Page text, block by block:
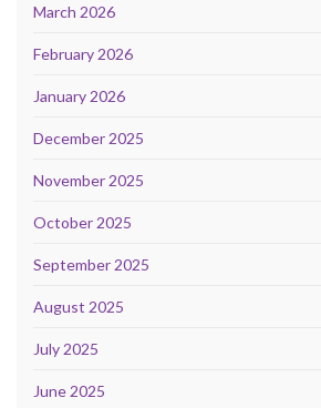
March 2026
February 2026
January 2026
December 2025
November 2025
October 2025
September 2025
August 2025
July 2025
June 2025